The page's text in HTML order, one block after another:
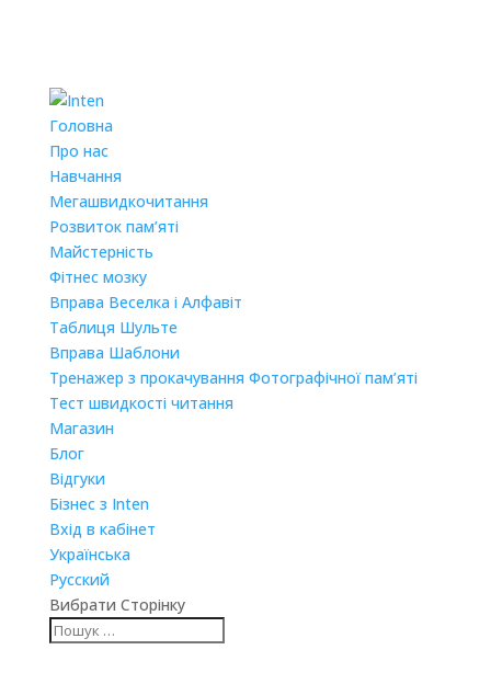
Головна
Про нас
Навчання
Мегашвидкочитання
Розвиток пам’яті
Майстерність
Фітнес мозку
Вправа Веселка і Алфавіт
Таблиця Шульте
Вправа Шаблони
Тренажер з прокачування Фотографічної пам’яті
Тест швидкості читання
Магазин
Блог
Відгуки
Бізнес з Inten
Вхід в кабінет
Українська
Русский
Вибрати Сторінку